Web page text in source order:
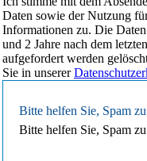
Daten sowie der Nutzung
Informationen zu. Die
und 2 Jahre nach dem
aufgefordert werden
Sie in unserer
Bitte helfen Sie, Spam
Bitte helfen Sie, Spam